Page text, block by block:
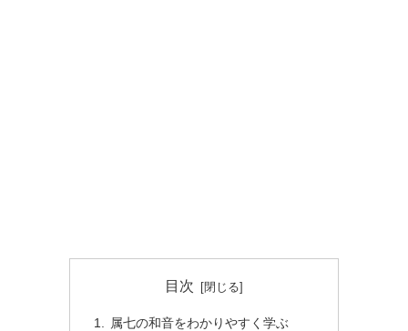
目次
属七の和音をわかりやすく学ぶ